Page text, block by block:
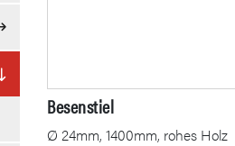
Besenstiel
Ø 24mm, 1400mm, rohes Holz